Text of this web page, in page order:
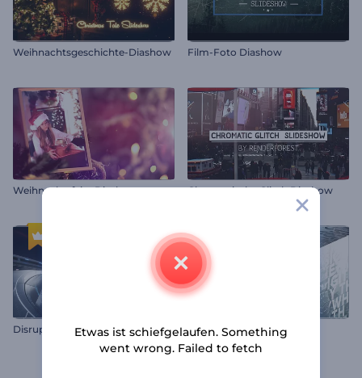
Weihnachtsgeschichte-Diashow Film-Foto Diashow
Weihnachtsfeier Diashow Chromatische Glitch Diashow
Disruptive Technologie Diashow Würfel-Diashow
Etwas ist schiefgelaufen. Something
went wrong. Failed to fetch